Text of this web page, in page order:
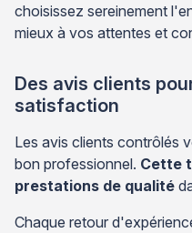
choisissez sereinement
mieux à vos attentes et
Des avis clients
satisfaction
Les avis clients contrôlés
bon professionnel. Cette
prestations de qualité
Chaque retour